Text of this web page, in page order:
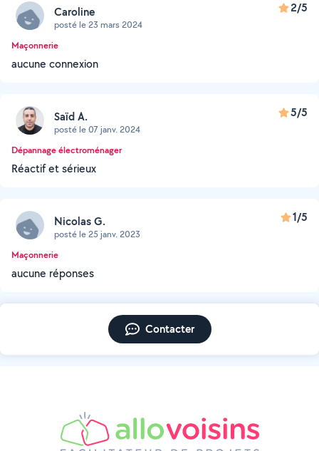
Caroline
posté le 23 mars 2024
2/5
Maçonnerie
aucune connexion
Saïd A.
posté le 07 janv. 2024
5/5
Dépannage électroménager
Réactif et sérieux
Nicolas G.
posté le 25 janv. 2023
1/5
Maçonnerie
aucune réponses
Contacter